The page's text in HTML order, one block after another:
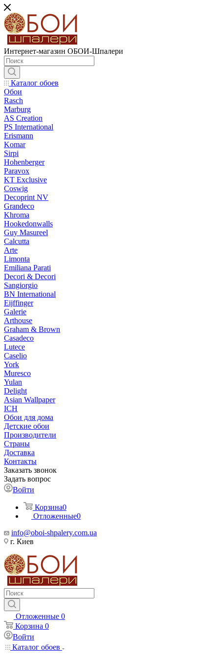
Интернет-магазин ОБОИ-Шпалери
Каталог обоев
Обои
Rasch
Marburg
AS Creation
PS International
Erismann
Komar
Sirpi
Hohenberger
Paravox
KT Exclusive
Coswig
Decoprint NV
Grandeco
Khroma
Hookedonwalls
Guy Masureel
Calcutta
Arte
Limonta
Emiliana Parati
Decori & Decori
Sangiorgio
BN International
Eijffinger
Galerie
Arthouse
Graham & Brown
Casadeco
Lutece
Caselio
York
Muresco
Yulan
Delight
Asian Wallpaper
ICH
Обои для дома
Детские обои
Производители
Страны
Доставка
Контакты
Заказать звонок
Задать вопрос
Войти
Корзина0
Отложенные0
info@oboi-shpalery.com.ua
г. Киев
Отложенные 0
Корзина 0
Войти
Каталог обоев